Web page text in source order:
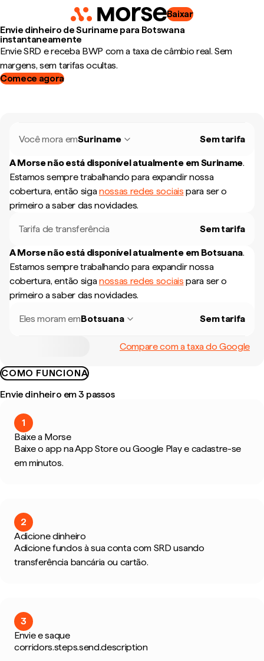
Baixar
Envie dinheiro de Suriname para Botswana
instantaneamente
Envie SRD e receba BWP com a taxa de câmbio real. Sem
margens, sem tarifas ocultas.
Comece agora
Você mora emSuriname Sem tarifa
A Morse não está disponível atualmente emSuriname.
Estamos sempre trabalhando para expandir nossa
cobertura, então siganossas redes sociais para ser o
primeiro a saber das novidades.
Tarifa de transferência Sem tarifa
A Morse não está disponível atualmente em Botsuana.
Estamos sempre trabalhando para expandir nossa
cobertura, então siganossas redes sociais para ser o
primeiro a saber das novidades.
Eles moram emBotsuana Sem tarifa
Compare com a taxa do Google
COMO FUNCIONA
Envie dinheiro em 3 passos
1
Baixe a Morse
Baixe o app na App Store ou Google Play e cadastre-se
em minutos.
2
Adicione dinheiro
Adicione fundos à sua conta com SRD usando
transferência bancária ou cartão.
3
Envie e saque
corridors.steps.send.description